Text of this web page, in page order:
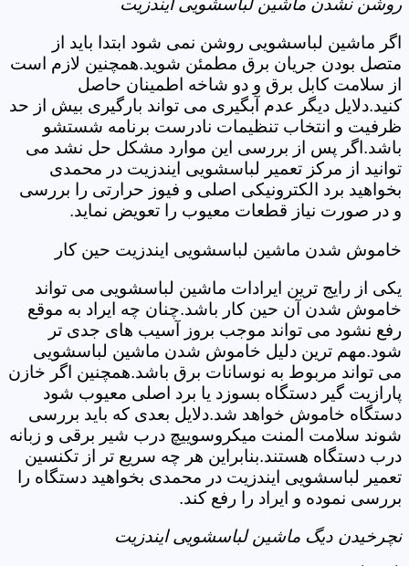
روشن نشدن ماشین لباسشویی ایندزیت
اگر ماشین لباسشویی روشن نمی شود ابتدا باید از
متصل بودن جریان برق مطمئن شوید.همچنین لازم است
از سلامت کابل برق و دو شاخه اطمینان حاصل
کنید.دلایل دیگر عدم آبگیری می تواند بارگیری بیش از حد
ظرفیت و انتخاب تنظیمات نادرست برنامه شستشو
باشد.اگر پس از بررسی این موارد مشکل حل نشد می
توانید از مرکز تعمیر لباسشویی ایندزیت در محمدی
بخواهید برد الکترونیکی اصلی و فیوز حرارتی را بررسی
و در صورت نیاز قطعات معیوب را تعویض نماید.
خاموش شدن ماشین لباسشویی ایندزیت حین کار
یکی از رایج ترین ایرادات ماشین لباسشویی می تواند
خاموش شدن آن حین کار باشد.چنان چه ایراد به موقع
رفع نشود می تواند موجب بروز آسیب های جدی تر
شود.مهم ترین دلیل خاموش شدن ماشین لباسشویی
می تواند مربوط به نوسانات برق باشد.همچنین اگر خازن
پارازیت گیر دستگاه بسوزد یا برد اصلی معیوب شود
دستگاه خاموش خواهد شد.دلایل بعدی که باید بررسی
شوند سلامت المنت میکروسوییچ درب شیر برقی و زبانه
درب دستگاه هستند.بنابراین هر چه سریع تر از تکنسین
تعمیر لباسشویی ایندزیت در محمدی بخواهید دستگاه را
بررسی نموده و ایراد را رفع کند.
نچرخیدن دیگ ماشین لباسشویی ایندزیت